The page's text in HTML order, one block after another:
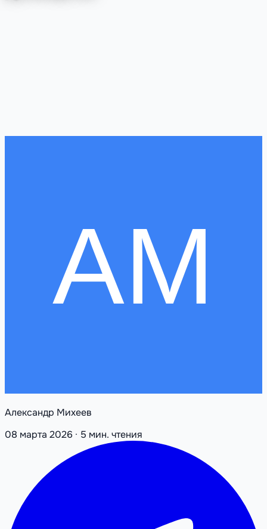
Александр Михеев
08 марта 2026 · 5 мин. чтения